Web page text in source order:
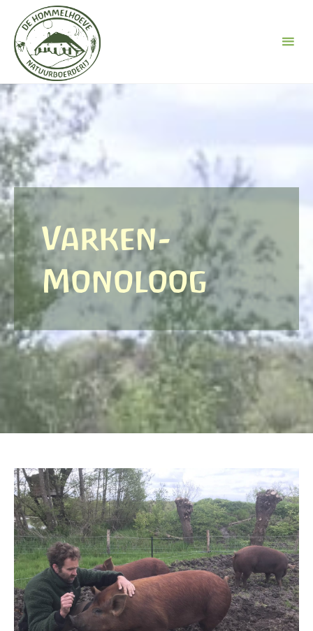
naar
inhoud
Varken-
Monoloog